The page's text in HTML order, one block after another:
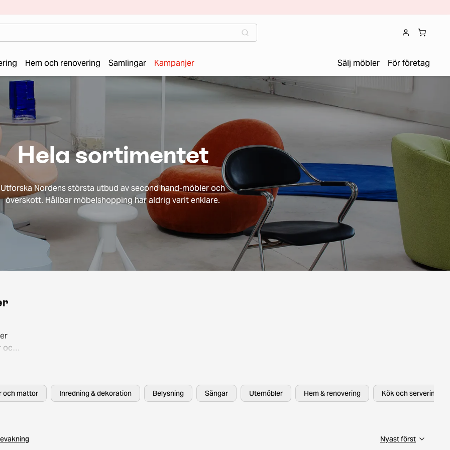
Hem och renovering Samlingar Kampanjer Sälj möbler För företag
Hela sortimentet
Utforska Nordens största utbud av second hand-möbler och
överskott. Hållbar möbelshopping har aldrig varit enklare.
och
att
och mattor Inredning & dekoration Belysning Sängar Utemöbler Hem & renovering Kök och servering